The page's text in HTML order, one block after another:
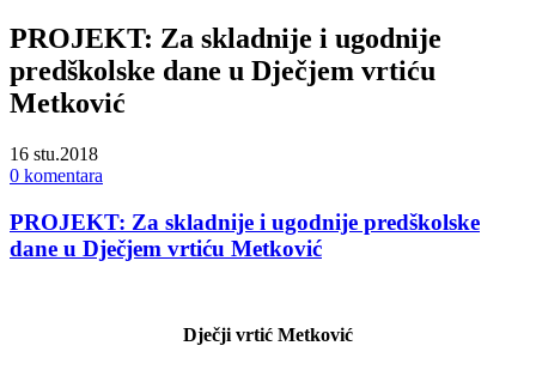
PROJEKT: Za skladnije i ugodnije
predškolske dane u Dječjem vrtiću
Metković
16 stu.2018
0 komentara
PROJEKT: Za skladnije i ugodnije predškolske
dane u Dječjem vrtiću Metković
Dječji vrtić Metković